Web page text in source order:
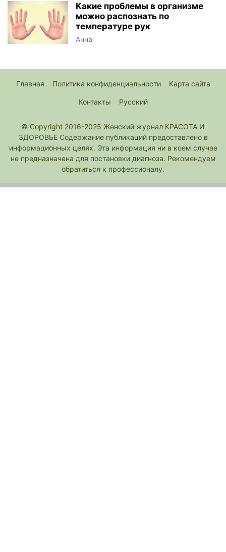
Какие проблемы в организме
можно распознать по
температуре рук
Анна
Главная Политика конфиденциальности Карта сайта
Контакты Русский
© Copyright 2016-2025 Женский журнал КРАСОТА И
ЗДОРОВЬЕ Содержание публикаций предоставлено в
информационных целях. Эта информация ни в коем случае
не предназначена для постановки диагноза. Рекомендуем
обратиться к профессионалу.